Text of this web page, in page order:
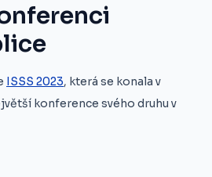
ISSS 2023, která se konala v
konference svého druhu v